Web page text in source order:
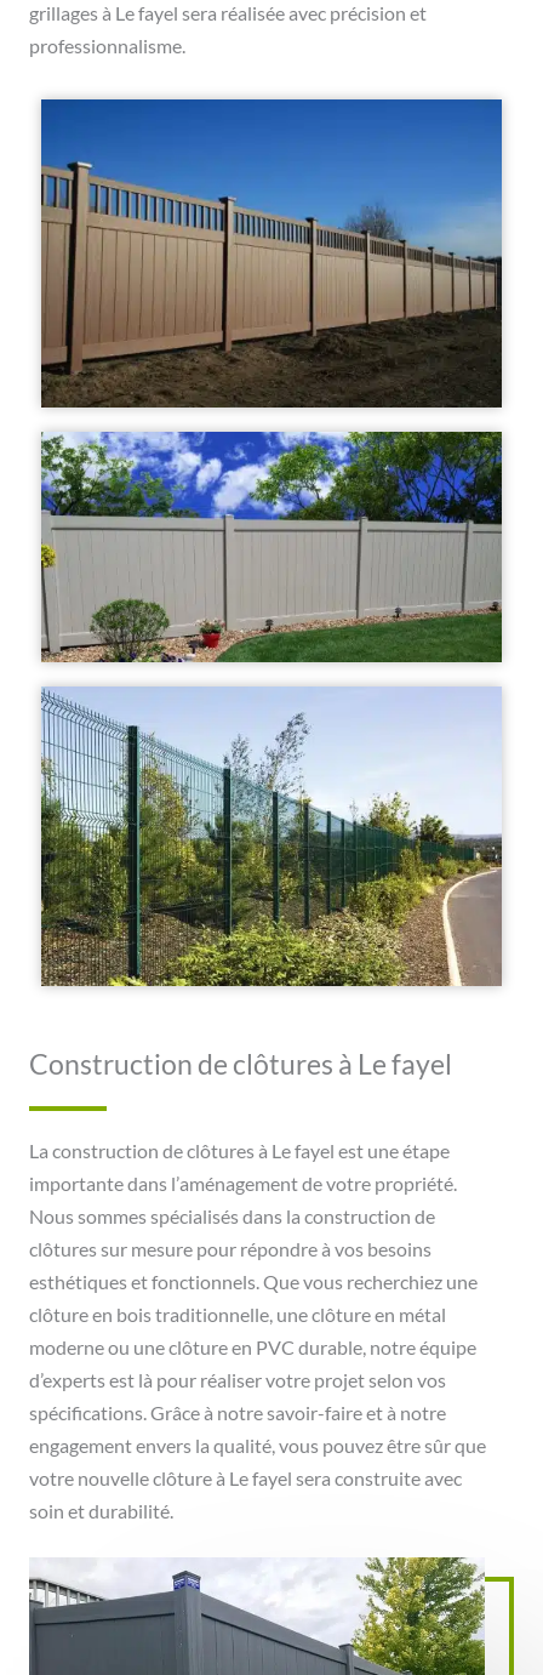
grillages à Le fayel sera réalisée avec précision et
professionnalisme.
Construction de clôtures à Le fayel
La construction de clôtures à Le fayel est une étape
importante dans l’aménagement de votre propriété.
Nous sommes spécialisés dans la construction de
clôtures sur mesure pour répondre à vos besoins
esthétiques et fonctionnels. Que vous recherchiez une
clôture en bois traditionnelle, une clôture en métal
moderne ou une clôture en PVC durable, notre équipe
d’experts est là pour réaliser votre projet selon vos
spécifications. Grâce à notre savoir-faire et à notre
engagement envers la qualité, vous pouvez être sûr que
votre nouvelle clôture à Le fayel sera construite avec
soin et durabilité.